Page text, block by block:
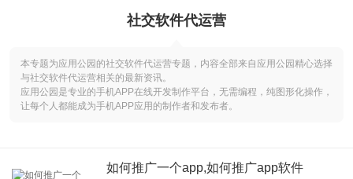
社交软件代运营
本专题为应用公园的社交软件代运营专题，内容全部来自应用公园精心选择
与社交软件代运营相关的最新资讯。
应用公园是专业的手机APP在线开发制作平台，无需编程，纯图形化操作，
让每个人都能成为手机APP应用的制作者和发布者。
如何推广一个app,如何推广app软件